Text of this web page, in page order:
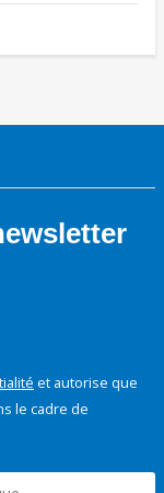
et autorise que
le cadre de